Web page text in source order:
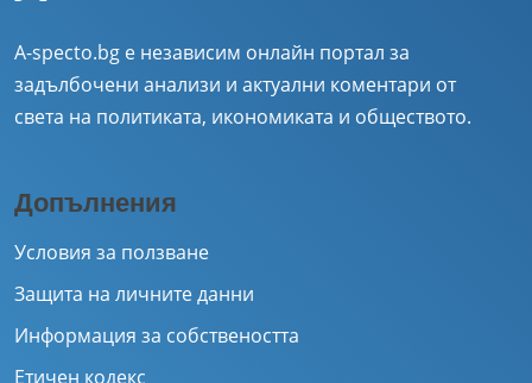
A-specto.bg е независим онлайн портал за
задълбочени анализи и актуални коментари от
света на политиката, икономиката и обществото.
Допълнения
Условия за ползване
Защита на личните данни
Информация за собствеността
Етичен кодекс